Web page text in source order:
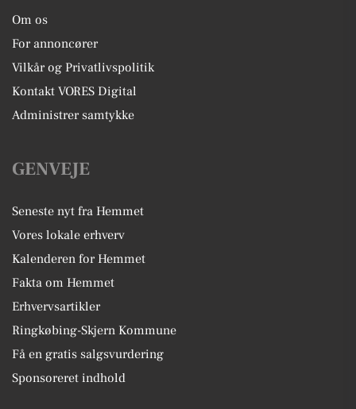
Om os
For annoncører
Vilkår og Privatlivspolitik
Kontakt VORES Digital
Administrer samtykke
GENVEJE
Seneste nyt fra Hemmet
Vores lokale erhverv
Kalenderen for Hemmet
Fakta om Hemmet
Erhvervsartikler
Ringkøbing-Skjern Kommune
Få en gratis salgsvurdering
Sponsoreret indhold